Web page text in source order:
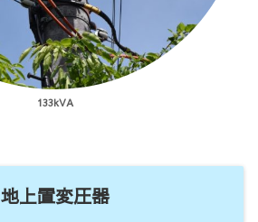
133kVA
地上置変圧器